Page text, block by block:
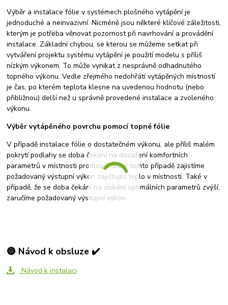
Výběr a instalace fólie v systémech plošného vytápění je
jednoduché a neinvazivní. Nicméně jsou některé klíčové záležitosti,
kterým je potřeba věnovat pozornost při navrhování a provádění
instalace. Základní chybou, se kterou se můžeme setkat při
vytváření projektu systému vytápění je použití modelu s příliš
nízkým výkonem. To může vynikat z nesprávně odhadnutého
topného výkonu. Vedle zřejmého nedohřátí vytápěných místností
je čas, po kterém teplota klesne na uvedenou hodnotu (nebo
přibližnou) delší než u správně provedené instalace a zvoleného
výkonu.
Výběr vytápěného povrchu pomocí topné fólie
V případě instalace fólie o dostatečném výkonu, ale příliš malém
pokrytí podlahy se doba čekání na dosažení komfortních
parametrů v místnosti prodlouží, ale v tomto případě zajistíme
požadovaný výstupní výkon zajišťující teplo v místnosti. Také v
případě, že se doba čekání na získání optimálních parametrů zvýší,
zaručíme požadovaný výstupní výkon.
🔴 Návod k obsluze ✔️
Návod k instalaci